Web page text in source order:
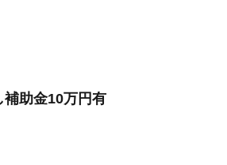
助金10万円有